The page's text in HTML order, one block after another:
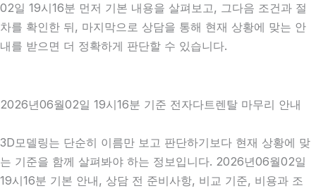
02일 19시16분 먼저 기본 내용을 살펴보고, 그다음 조건과 절
차를 확인한 뒤, 마지막으로 상담을 통해 현재 상황에 맞는 안
내를 받으면 더 정확하게 판단할 수 있습니다.
2026년06월02일 19시16분 기준 전자다트렌탈 마무리 안내
3D모델링는 단순히 이름만 보고 판단하기보다 현재 상황에 맞
는 기준을 함께 살펴봐야 하는 정보입니다. 2026년06월02일
19시16분 기본 안내, 상담 전 준비사항, 비교 기준, 비용과 조